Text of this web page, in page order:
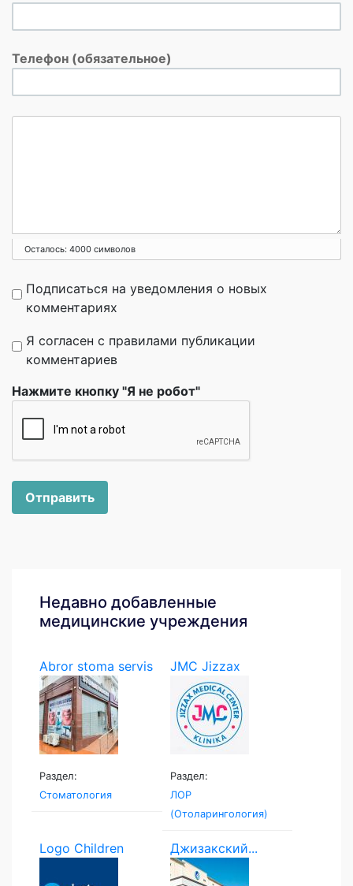
Телефон (обязательное)
Осталось: 4000 символов
Подписаться на уведомления о новых
комментариях
Я согласен с правилами публикации
комментариев
Нажмите кнопку "Я не робот"
Отправить
Недавно добавленные
медицинские учреждения
Abror stoma servis
Раздел:
Стоматология
JMC Jizzax
Medical...
Раздел:
ЛОР
(Отоларингология)
Logo Children Джизакский...